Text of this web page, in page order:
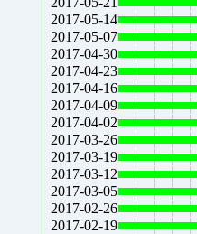
2017-05-14
2017-05-07
2017-04-30
2017-04-23
2017-04-16
2017-04-09
2017-04-02
2017-03-26
2017-03-19
2017-03-12
2017-03-05
2017-02-26
2017-02-19